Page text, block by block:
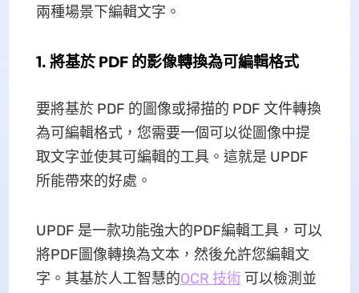
兩種場景下編輯文字。
1. 將基於 PDF 的影像轉換為可編輯格式
要將基於 PDF 的圖像或掃描的 PDF 文件轉換
為可編輯格式，您需要一個可以從圖像中提
取文字並使其可編輯的工具。這就是 UPDF
所能帶來的好處。
UPDF 是一款功能強大的PDF編輯工具，可以
將PDF圖像轉換為文本，然後允許您編輯文
字。其基於人工智慧的OCR 技術可以檢測並